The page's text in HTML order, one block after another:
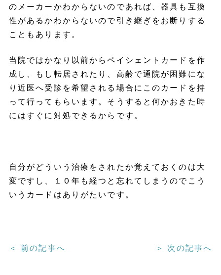
のメーカーかわからないのであれば、器具も互換
性があるかわからないので引き継ぎをお断りする
こともあります。
当院ではかなり以前からペイシェントカードを作
成し、もし転居されたり、高齢で通院が困難にな
り近医へ受診を希望される場合にこのカードを持
って行ってもらいます。そうすると何かおきた時
にはすぐに対処できるからです。
自分がどういう治療をされたか覚えておくのは大
変ですし、１０年も経つと忘れてしまうのでこう
いうカードはありがたいです。
＜ 前の記事へ ＞ 次の記事へ